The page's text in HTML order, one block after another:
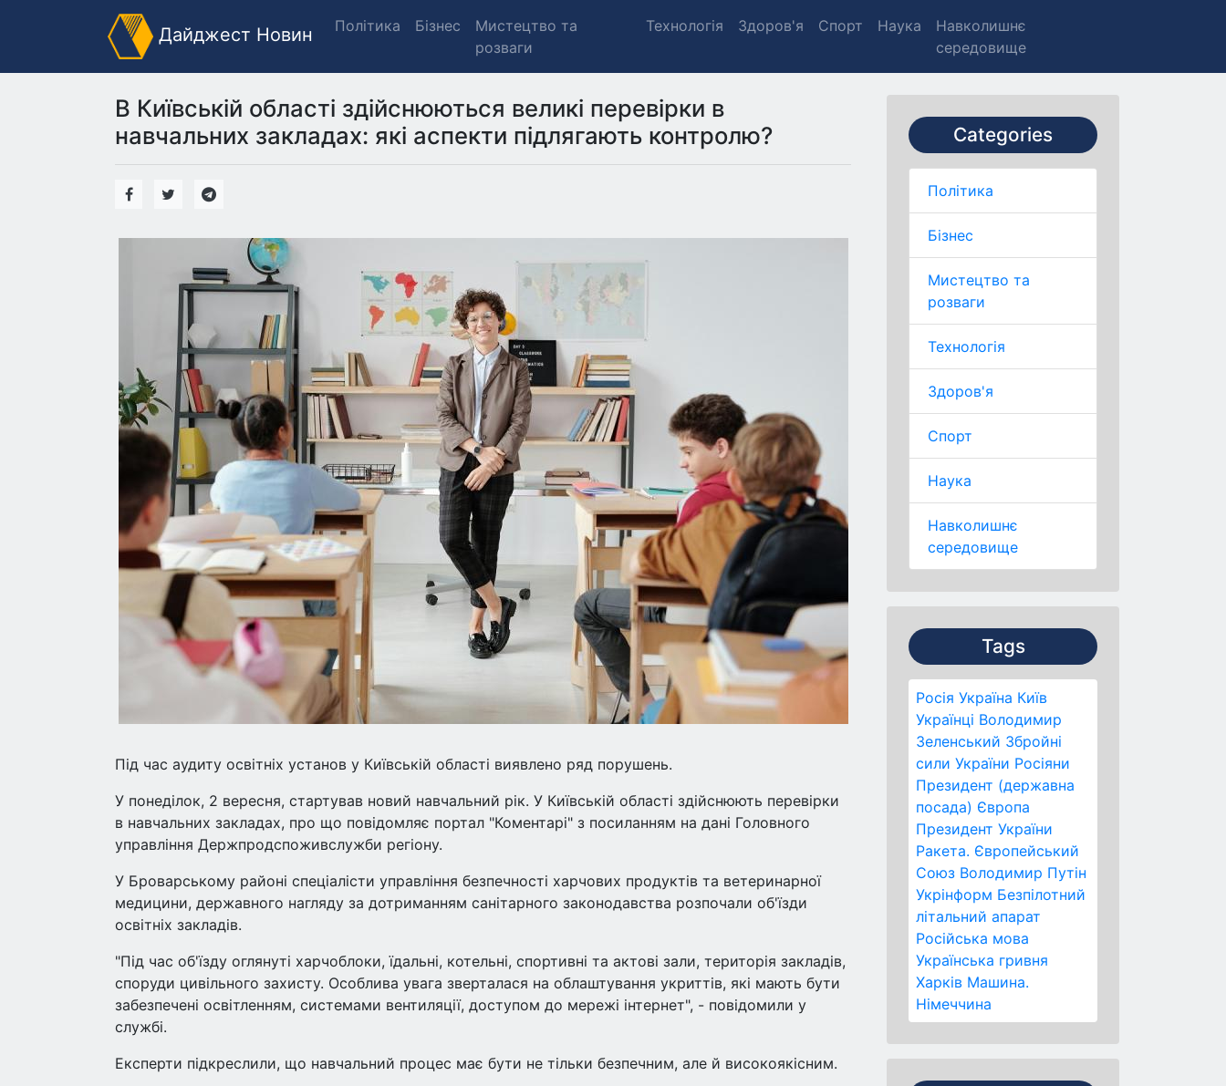
Дайджест Новин Політика Бізнес
Мистецтво та
розваги
Технологія Здоров'я Спорт Наука
Навколишнє
середовище
Categories
Політика
Бізнес
Мистецтво та
розваги
Технологія
Здоров'я
Спорт
Наука
Навколишнє
середовище
Tags
Росія Україна Київ
Українці Володимир
Зеленський Збройні
сили України Росіяни
Президент (державна
посада) Європа
Президент України
Ракета. Європейський
Союз Володимир Путін
Укрінформ Безпілотний
літальний апарат
Російська мова
Українська гривня
Харків Машина.
Німеччина
В Київській області здійснюються великі перевірки в
навчальних закладах: які аспекти підлягають контролю?
Під час аудиту освітніх установ у Київській області виявлено ряд порушень.
У понеділок, 2 вересня, стартував новий навчальний рік. У Київській області здійснюють перевірки
в навчальних закладах, про що повідомляє портал "Коментарі" з посиланням на дані Головного
управління Держпродспоживслужби регіону.
У Броварському районі спеціалісти управління безпечності харчових продуктів та ветеринарної
медицини, державного нагляду за дотриманням санітарного законодавства розпочали об'їзди
освітніх закладів.
"Під час об'їзду оглянуті харчоблоки, їдальні, котельні, спортивні та актові зали, територія закладів,
споруди цивільного захисту. Особлива увага зверталася на облаштування укриттів, які мають бути
забезпечені освітленням, системами вентиляції, доступом до мережі інтернет", - повідомили у
службі.
Експерти підкреслили, що навчальний процес має бути не тільки безпечним, але й високоякісним.